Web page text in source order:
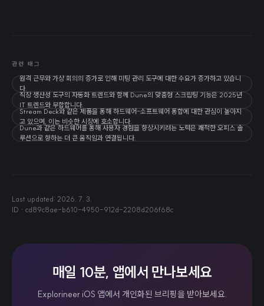
관련 태그
원격 근무와 가상 회의의 증가로 인해 미팅 관리 도구에 대한 수요가 증가하고 있습니
다.
직장 생산성 도구의 자동화 트렌드와 함께 Dune의 맞춤형 스크립팅 기능은 2025년
IT 트렌드와 부합합니다.
Stream Deck와 같은 제품을 통해 하드웨어-소프트웨어 통합에 대한 관심이 높아지
고 있으며, 이는 비슷한 시장에 호소합니다.
Dune과 같은 하드웨어를 통해 사용자 경험을 향상시키려는 노력은 쾌적한 오피스 솔
루션으로 향하는 더 큰 움직임과 연결됩니다.
Last updated: 2026. 7. 3.
ID · cd89c8ae-b610-4950-912d-2208d206f68c
매일 10분, 앱에서 만나보세요
Explorineer iOS 앱에서 개인화된 브리핑을 받아보세요.